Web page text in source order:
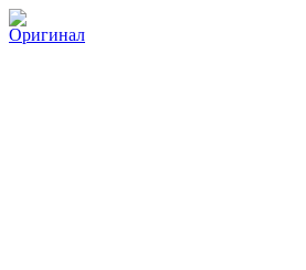
Оригинал